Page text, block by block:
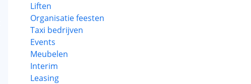
Liften
Organisatie feesten
Taxi bedrijven
Events
Meubelen
Interim
Leasing